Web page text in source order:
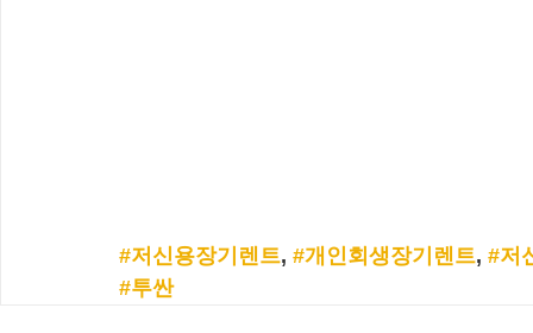
#저신용장기렌트, #개인회생장기렌트, #저
#투싼